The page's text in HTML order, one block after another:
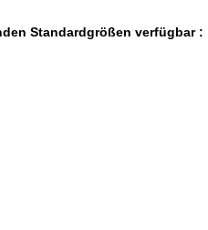
Standardgrößen verfügbar :